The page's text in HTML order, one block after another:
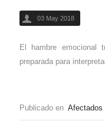
03 May 2018
El hambre emocional
preparada para
Publicado en Afectados